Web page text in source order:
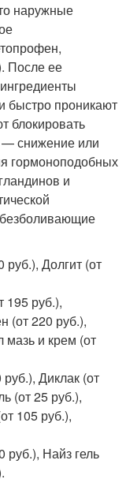
наружные
После ее
быстро проникают
блокировать
— снижение или
гормоноподобных
и
Долгит (от
195 руб.),
(от 220 руб.),
мазь и крем (от
Диклак (от
(от 25 руб.),
105 руб.),
Найз гель